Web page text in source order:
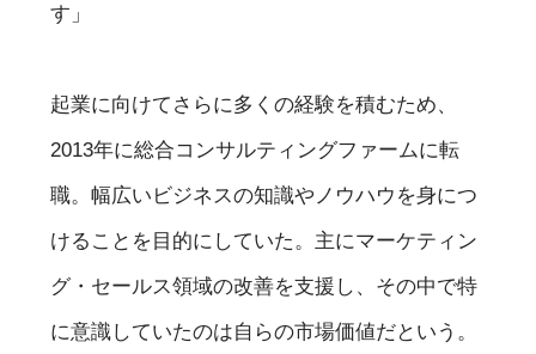
す」
起業に向けてさらに多くの経験を積むため、
2013年に総合コンサルティングファームに転
職。幅広いビジネスの知識やノウハウを身につ
けることを目的にしていた。主にマーケティン
グ・セールス領域の改善を支援し、その中で特
に意識していたのは自らの市場価値だという。